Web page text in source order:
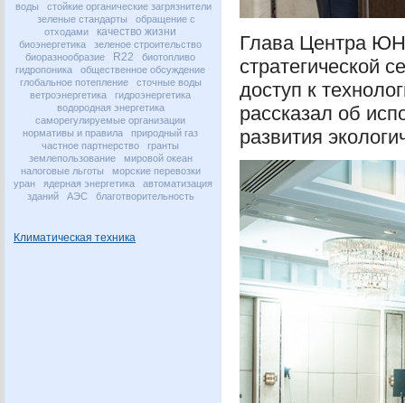
воды
стойкие органические загрязнители
зеленые стандарты
обращение с
отходами
качество жизни
биоэнергетика
зеленое строительство
биоразнообразие
R22
биотопливо
гидропоника
общественное обсуждение
глобальное потепление
сточные воды
ветроэнергетика
гидроэнергетика
водородная энергетика
саморегулируемые организации
нормативы и правила
природный газ
частное партнерство
гранты
землепользование
мировой океан
налоговые льготы
морские перевозки
уран
ядерная энергетика
автоматизация
зданий
АЭС благотворительность
Климатическая техника
Глава Центра
стратегической
доступ к
рассказал об
развития